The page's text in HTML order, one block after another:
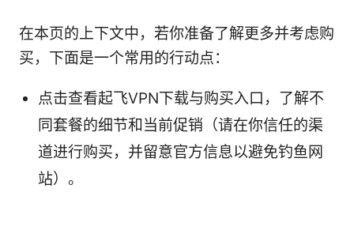
在本页的上下文中，若你准备了解更多并考虑购
买，下面是一个常用的行动点：
点击查看起飞VPN下载与购买入口，了解不
同套餐的细节和当前促销（请在你信任的渠
道进行购买，并留意官方信息以避免钓鱼网
站）。